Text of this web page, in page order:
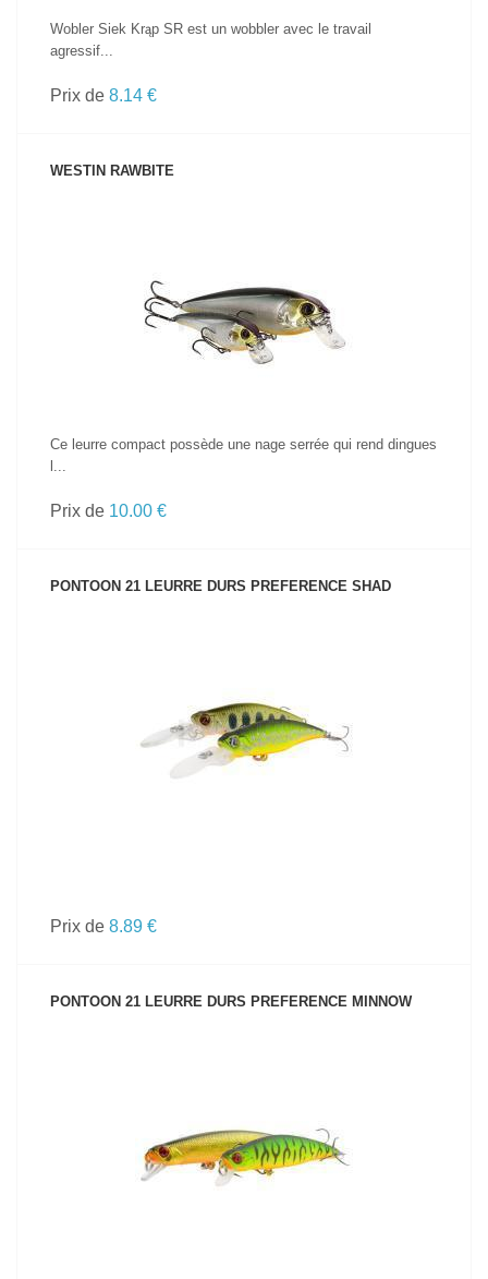
Wobler Siek Krąp SR est un wobbler avec le travail
agressif...
Prix de 8.14 €
WESTIN RAWBITE
Ce leurre compact possède une nage serrée qui rend dingues
l...
Prix de 10.00 €
PONTOON 21 LEURRE DURS PREFERENCE SHAD
Prix de 8.89 €
PONTOON 21 LEURRE DURS PREFERENCE MINNOW